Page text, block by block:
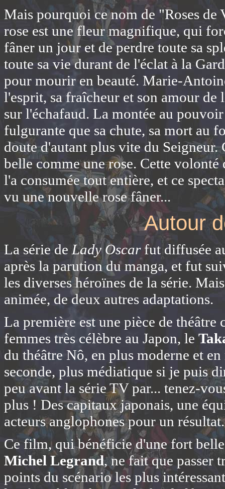
Mais pourquoi ce nom de "Roses de
rose est une fleur magnifique, qui
fâner un jour et de perdre toute sa
toute sa vie durant de l'éclat à la
pour mourir en beauté. Marie-
l'esprit, sa fraîcheur et son amour
sur l'échafaud. La montée au
fulgurante que sa chute, sa mort au
doute d'autant plus vite du
belle comme une rose. Cette
l'a consumée tout entière, et ce
vu une nouvelle rose fâner...
Autour
La série de Lady Oscarfut diffusée
après la parution du manga, et fut
les diverses héroïnes de la série.
animée, de deux autres adaptations.
La première est une pièce de théâtre
femmes très célèbre au Japon, le
du théâtre Nô, en plus moderne et
seconde, plus médiatique si je puis
peu avant la série TV par... tenez-
plus ! Des capitaux japonais, une
acteurs anglophones pour un
Ce film, qui bénéficie d'une fort
Michel Legrand, ne fait que passer
points du scénario les plus